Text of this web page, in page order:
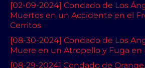
[02-09-2024] Condado de Los
Muertos en un Accidente en el
Cerritos
[08-30-2024] Condado de Los
Muere en un Atropello y Fuga en
[08-29-2024] Condado de